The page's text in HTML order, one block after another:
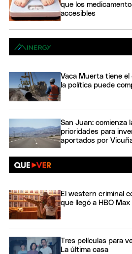
que los
accesibles
Vaca Muerta tiene el
la política puede
San Juan: comienza
prioridades para
aportados por
El western criminal
que llegó a HBO
Tres películas para
La última casa